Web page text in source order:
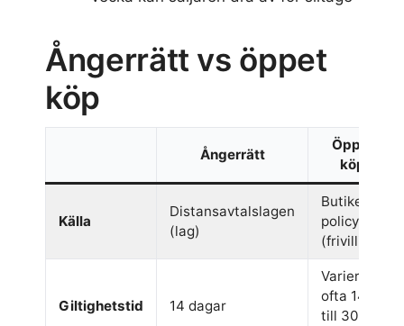
Ångerrätt vs öppet
köp
Ångerrätt
Öppet
köp
Källa
Distansavtalslagen
(lag)
Butikens
policy
(frivilligt)
Giltighetstid 14 dagar
Varierar,
ofta 14
till 30